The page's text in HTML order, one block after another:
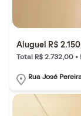
Aluguel R$
Total R$ 2.732,00 •
Rua José